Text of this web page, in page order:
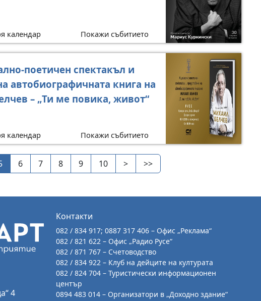
календар Покажи събитието
поетичен спектакъл и
автобиографичната книга на
– „Ти ме повика, живот“
календар Покажи събитието
6 7 8 9 10 > >>
4
Контакти
082 / 834 917; 0887 317 406 – Офис „Реклама“
082 / 821 622 – Офис „Радио Русе“
082 / 871 767 – Счетоводство
082 / 834 922 – Клуб на дейците на културата
082 / 824 704 – Туристически информационен
център
0894 483 014 – Организатори в „Доходно здание“